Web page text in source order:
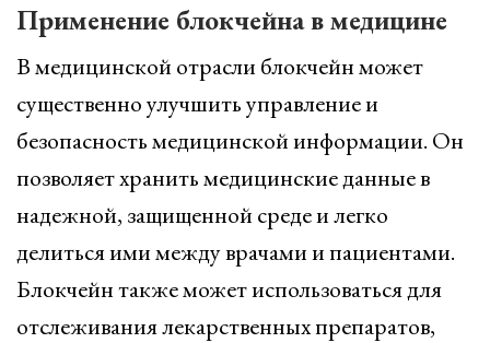
Применение блокчейна в медицине
В медицинской отрасли блокчейн может
существенно улучшить управление и
безопасность медицинской информации. Он
позволяет хранить медицинские данные в
надежной, защищенной среде и легко
делиться ими между врачами и пациентами.
Блокчейн также может использоваться для
отслеживания лекарственных препаратов,